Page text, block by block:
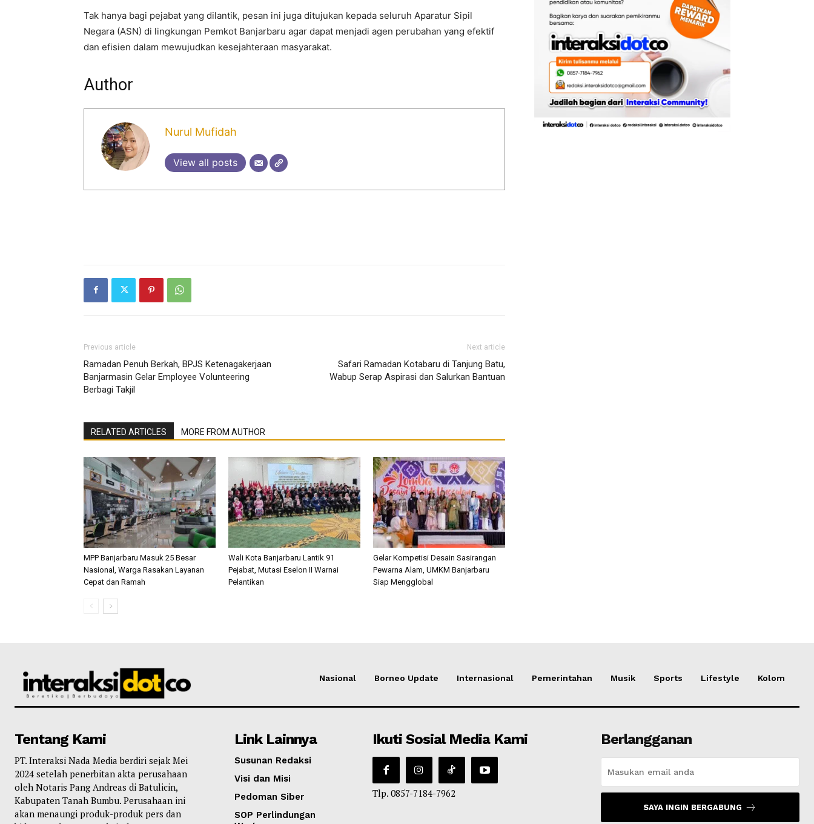
Tak hanya bagi pejabat yang dilantik, pesan ini juga ditujukan kepada seluruh Aparatur Sipil
Negara (ASN) di lingkungan Pemkot Banjarbaru agar dapat menjadi agen perubahan yang efektif
dan efisien dalam mewujudkan kesejahteraan masyarakat.
Author
Nurul Mufidah
View all posts
Previous article
Ramadan Penuh Berkah, BPJS Ketenagakerjaan
Banjarmasin Gelar Employee Volunteering
Berbagi Takjil
Next article
Safari Ramadan Kotabaru di Tanjung Batu,
Wabup Serap Aspirasi dan Salurkan Bantuan
RELATED ARTICLES MORE FROM AUTHOR
MPP Banjarbaru Masuk 25 Besar
Nasional, Warga Rasakan Layanan
Cepat dan Ramah
Wali Kota Banjarbaru Lantik 91
Pejabat, Mutasi Eselon II Warnai
Pelantikan
Gelar Kompetisi Desain Sasirangan
Pewarna Alam, UMKM Banjarbaru
Siap Mengglobal
Nasional Borneo Update Internasional Pemerintahan Musik Sports Lifestyle Kolom
Tentang Kami
PT. Interaksi Nada Media berdiri sejak Mei
2024 setelah penerbitan akta perusahaan
oleh Notaris Pang Andreas di Batulicin,
Kabupaten Tanah Bumbu. Perusahaan ini
akan menaungi produk-produk pers dan
Link Lainnya
Susunan Redaksi
Visi dan Misi
Pedoman Siber
SOP Perlindungan
Ikuti Sosial Media Kami
Tlp. 0857-7184-7962
Berlangganan
SAYA INGIN BERGABUNG